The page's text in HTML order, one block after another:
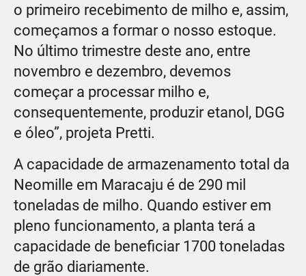
o primeiro recebimento de milho e, assim,
começamos a formar o nosso estoque.
No último trimestre deste ano, entre
novembro e dezembro, devemos
começar a processar milho e,
consequentemente, produzir etanol, DGG
e óleo”, projeta Pretti.
A capacidade de armazenamento total da
Neomille em Maracaju é de 290 mil
toneladas de milho. Quando estiver em
pleno funcionamento, a planta terá a
capacidade de beneficiar 1700 toneladas
de grão diariamente.